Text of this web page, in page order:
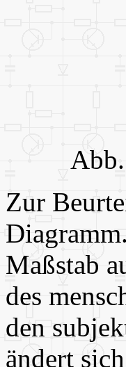
Zur
Maßstab
des
den
ändert